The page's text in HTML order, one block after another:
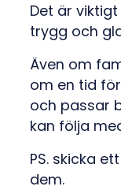
Det är
trygg och
Även om
om en tid
och passar
kan följa
PS. skicka
dem.